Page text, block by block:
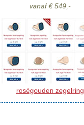
vanaf € 549,-
roségouden zegelring